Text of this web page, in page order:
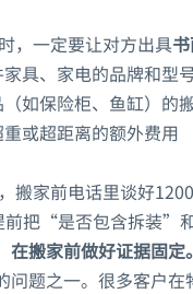
，一定要让对方出具
具、家电的品牌和型号
如保险柜、鱼缸）的
或超距离的额外费用
搬家前电话里谈好
前把“是否包含拆装”
搬家前做好证据固定。
题之一。很多客户